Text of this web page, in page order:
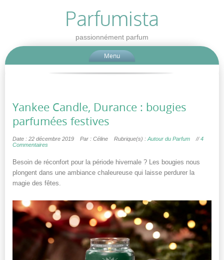
Parfumista
passionnément parfum
Menu
Yankee Candle, Durance : bougies
parfumées festives
Date : 22 décembre 2019 Par : Céline Rubrique(s) :Autour du Parfum //4
Commentaires
Besoin de réconfort pour la période hivernale ? Les bougies nous
plongent dans une ambiance chaleureuse qui laisse perdurer la
magie des fêtes.